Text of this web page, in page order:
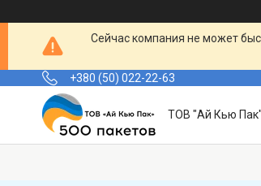
Сейчас компания не может
+380 (50) 022-22-63
ТОВ "Ай Кью Пак"